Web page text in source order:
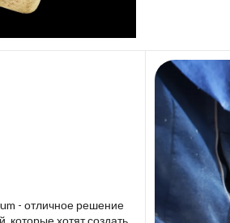
- отличное решение
хотят создать